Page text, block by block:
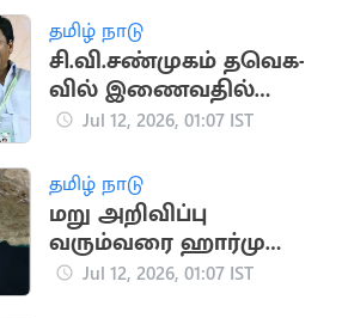
தமிழ் நாடு
சி.வி.சண்முகம் தவெக-
வில் இணைவதில்
தாமதம்: என்ன
Jul 12, 2026, 01:07 IST
தமிழ் நாடு
மறு அறிவிப்பு
வரும்வரை ஹார்முஸ்
நீரிணையை மூடிய
Jul 12, 2026, 01:07 IST